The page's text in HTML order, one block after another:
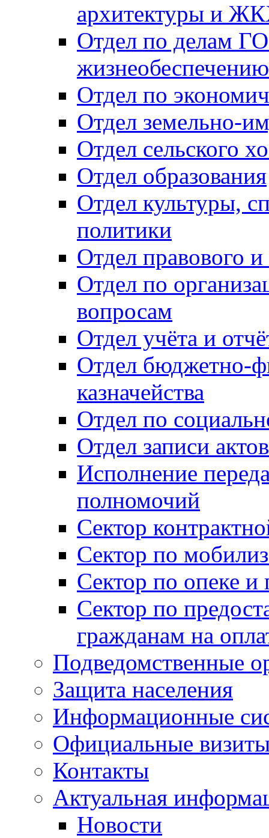
архитектуры и
Отдел по делам
Отдел по
Отдел земельно-
Отдел сельского
Отдел образования
Отдел культуры,
политики
Отдел правового
Отдел по
вопросам
Отдел учёта и
Отдел бюджетно-
казначейства
Отдел по
Отдел записи
Исполнение
полномочий
Сектор
Сектор по
Сектор по опеке и
Сектор по
гражданам на
Подведомственные
Защита населения
Информационные
Официальные
Контакты
Актуальная
Новости